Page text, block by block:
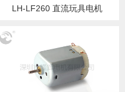
LH-LF260 直流玩具电机